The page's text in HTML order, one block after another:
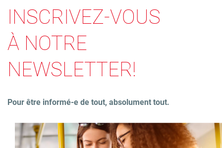
INSCRIVEZ-VOUS
À NOTRE
NEWSLETTER!
Pour être informé-e de tout, absolument tout.